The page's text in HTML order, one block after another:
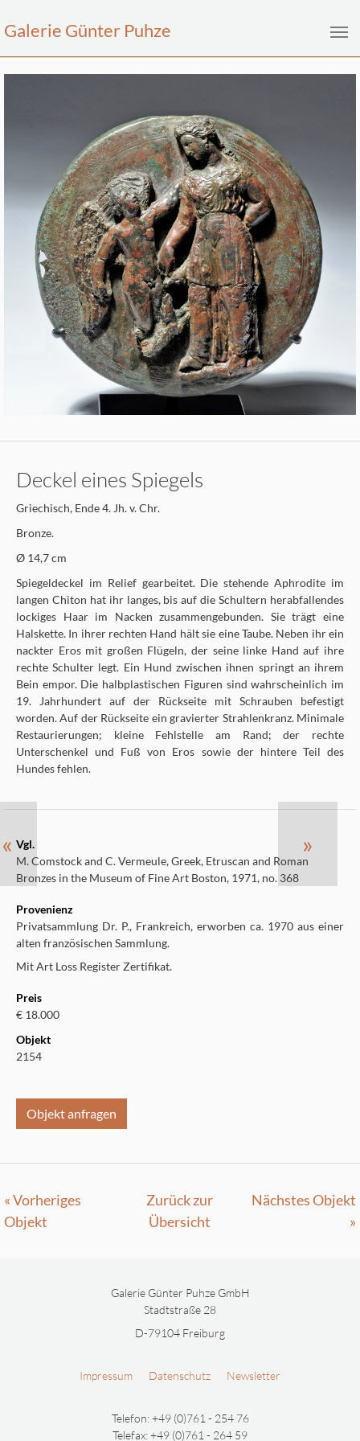
Zum Hauptinhalt springen
Galerie Günter Puhze
« »
Deckel eines Spiegels
Griechisch, Ende 4. Jh. v. Chr.
Bronze.
Ø 14,7 cm
Spiegeldeckel im Relief gearbeitet. Die stehende Aphrodite im
langen Chiton hat ihr langes, bis auf die Schultern herabfallendes
lockiges Haar im Nacken zusammengebunden. Sie trägt eine
Halskette. In ihrer rechten Hand hält sie eine Taube. Neben ihr ein
nackter Eros mit großen Flügeln, der seine linke Hand auf ihre
rechte Schulter legt. Ein Hund zwischen ihnen springt an ihrem
Bein empor. Die halbplastischen Figuren sind wahrscheinlich im
19. Jahrhundert auf der Rückseite mit Schrauben befestigt
worden. Auf der Rückseite ein gravierter Strahlenkranz. Minimale
Restaurierungen; kleine Fehlstelle am Rand; der rechte
Unterschenkel und Fuß von Eros sowie der hintere Teil des
Hundes fehlen.
Vgl.
M. Comstock and C. Vermeule, Greek, Etruscan and Roman
Bronzes in the Museum of Fine Art Boston, 1971, no. 368
Provenienz
Privatsammlung Dr. P., Frankreich, erworben ca. 1970 aus einer
alten französischen Sammlung.
Mit Art Loss Register Zertifikat.
Preis
€ 18.000
Objekt
2154
Objekt anfragen
« Vorheriges
Objekt
Zurück zur
Übersicht
Nächstes Objekt
»
Galerie Günter Puhze GmbH
Stadtstraße 28
D-79104 Freiburg
Impressum Datenschutz Newsletter
Telefon: +49 (0)761 - 254 76
Telefax: +49 (0)761 - 264 59